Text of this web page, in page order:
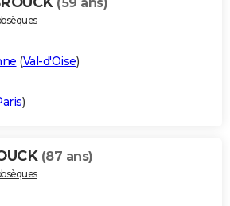
(Val-d'Oise)
)
(87 ans)